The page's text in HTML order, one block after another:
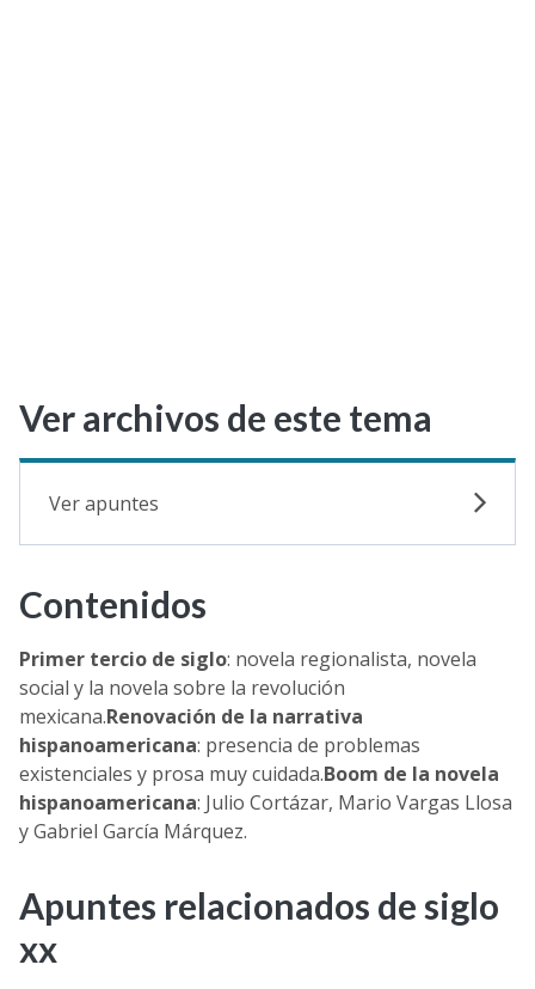
Ver archivos de este tema
Ver apuntes
Contenidos
Primer tercio de siglo: novela regionalista, novela
social y la novela sobre la revolución
mexicana.Renovación de la narrativa
hispanoamericana: presencia de problemas
existenciales y prosa muy cuidada.Boom de la novela
hispanoamericana: Julio Cortázar, Mario Vargas Llosa
y Gabriel García Márquez.
Apuntes relacionados de siglo
xx